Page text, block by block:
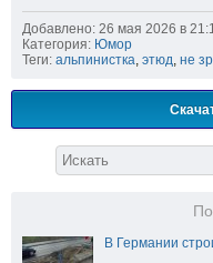
Добавлено: 26 мая 2026 в
Категория: Юмор
Теги: альпинистка этюд не
В Германии